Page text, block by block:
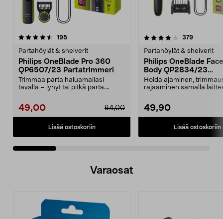
195arvostelut
Partahöylät & sheiverit
Philips OneBlade Pro 360
QP6507/23 Partatrimmeri
Trimmaa parta haluamallasi
tavalla – lyhyt tai pitkä parta.
49,00 64,00
Lisää ostoskoriin
4.0 viidestä
379arvostelut
Partahöylät & sheiverit
Philips OneBlade
Body QP2834/23
Sähkökäyttöinen
Hoida ajaminen,
rajaaminen samalla
49,90
Lisää ostoskoriin
3.5 viidestä
Varaosat